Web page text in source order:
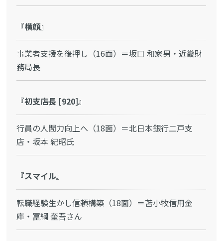
『横顔』
事業者支援を後押し（16面）＝坂口 和家男・近畿財
務局長
『初支店長 [920]』
行員の人間力向上へ（18面）＝北日本銀行二戸支
店・坂本 紀昭氏
『スマイル』
転職経験生かし信頼構築（18面）＝苫小牧信用金
庫・冨綱 奎吾さん